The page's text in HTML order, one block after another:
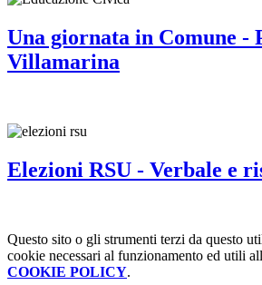
Una giornata in Comune -
Villamarina
Elezioni RSU - Verbale e
Questo sito o gli strumenti terzi da questo
cookie necessari al funzionamento ed utili
COOKIE POLICY.